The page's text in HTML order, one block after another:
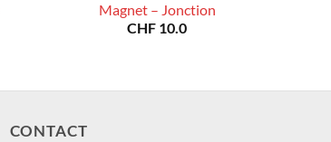
Magnet – Jonction
CHF 10.0
CONTACT